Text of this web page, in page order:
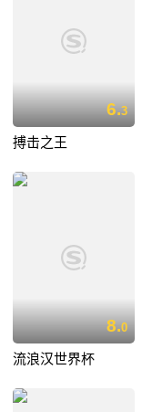
6.3
搏击之王
8.0
流浪汉世界杯